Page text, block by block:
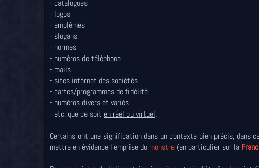
- catalogues
- logos
- emblèmes
- slogans
- normes
- numéros de téléphone
- mails
- sites internet des sociétés
- cartes/programmes de fidélité
- numéros divers et variés
- etc. que ce soit en réel ou virtuel.
Certains ont une signification dans un contexte bien précis, dans
mettre en évidence l'emprise du monstre (en particulier sur la